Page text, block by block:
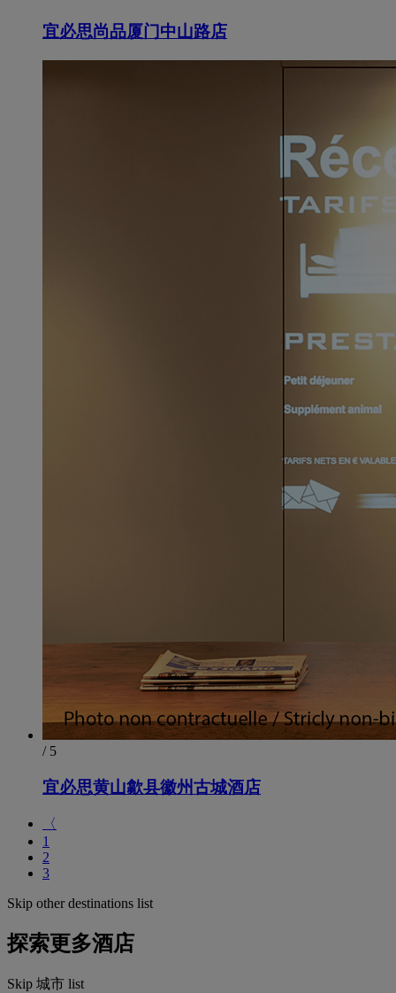
宜必思尚品厦门中山路店
/ 5
宜必思黄山歙县徽州古城酒店
〈
1
2
3
Skip other destinations list
探索更多酒店
Skip 城市 list